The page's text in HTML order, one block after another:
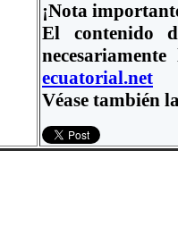
¡Nota
El contenido
ecuatorial.net
Véase también